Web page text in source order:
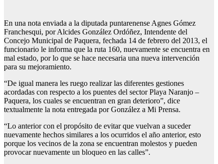
En una nota enviada a la diputada puntarenense Agnes Gómez
Franchesqui, por Alcides González Ordóñez, Intendente del
Concejo Municipal de Paquera, fechada 14 de febrero del 2013, el
funcionario le informa que la ruta 160, nuevamente se encuentra en
mal estado, por lo que se hace necesaria una nueva intervención
para su mejoramiento.
“De igual manera les ruego realizar las diferentes gestiones
acordadas con respecto a los puentes del sector Playa Naranjo –
Paquera, los cuales se encuentran en gran deterioro”, dice
textualmente la nota entregada por González a Mi Prensa.
“Lo anterior con el propósito de evitar que vuelvan a suceder
nuevamente hechos similares a los ocurridos el año anterior, esto
porque los vecinos de la zona se encuentran molestos y pueden
provocar nuevamente un bloqueo en las calles”.